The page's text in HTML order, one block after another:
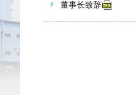
董事长致辞